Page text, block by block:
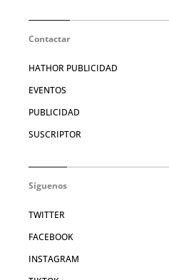
Contactar
HATHOR PUBLICIDAD
EVENTOS
PUBLICIDAD
SUSCRIPTOR
Síguenos
TWITTER
FACEBOOK
INSTAGRAM